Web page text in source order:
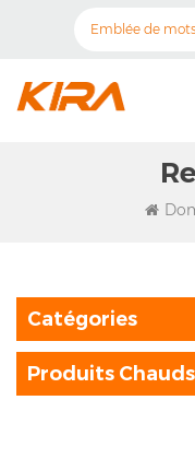
Catégories
Produits Chauds